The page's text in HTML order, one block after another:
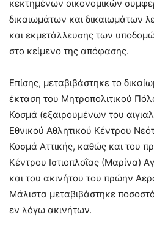
κεκτημένων οικονομικών
δικαιωμάτων και δικαιωμάτων
και εκμετάλλευσης των
στο κείμενο της απόφασης.
Επίσης, μεταβιβάστηκε το
έκταση του Μητροπολιτικού
Κοσμά (εξαιρουμένων του
Εθνικού Αθλητικού Κέντρου
Κοσμά Αττικής, καθώς και του
Κέντρου Ιστιοπλοΐας (Μαρίνα)
και του ακινήτου του πρώην
Μάλιστα μεταβιβάστηκε
εν λόγω ακινήτων.